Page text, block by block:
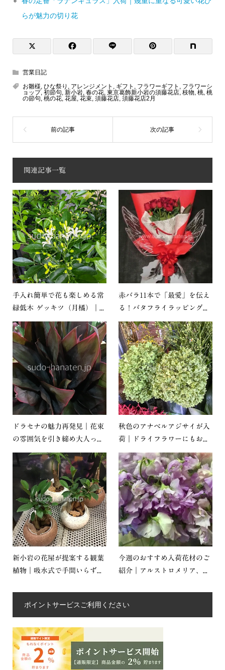
らが魅力の切り花
営業日記
お雛様, ひな祭り アレンジメント ギフト フラワーギフト
フラワーシ
ョップ, 初節句 新小岩, 春の花, 東京葛飾新小岩の須藤花店, 枝物 桃, 桃
の節句 桃の花, 花屋 花束, 須藤花店, 須藤花店2月
関連記事一覧
手入れ簡単で花も楽しめる常
緑低木 ゲッキツ（月橘）｜...
赤バラ11本で「最愛」を伝え
る！バタフライラッピング...
ドラセナの魅力再発見｜花束
の雰囲気を引き締め大人っ...
秋色のアナベルアジサイが入
荷｜ドライフラワーにもお...
新小岩の花屋が提案する観葉
植物｜吸水式で手間いらず...
今週のおすすめ入荷花材のご
紹介｜アルストロメリア、...
ポイントサービスご利用ください